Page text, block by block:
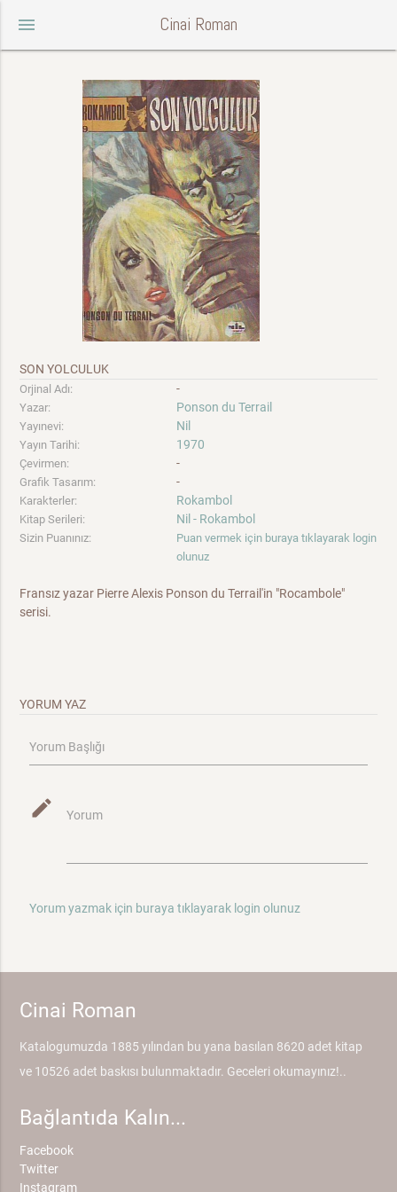
menu Cinai Roman
SON YOLCULUK
Orjinal Adı: -
Yazar: Ponson du Terrail
Yayınevi: Nil
Yayın Tarihi: 1970
Çevirmen: -
Grafik Tasarım: -
Karakterler: Rokambol
Kitap Serileri: Nil - Rokambol
Sizin Puanınız:
Puan vermek için buraya tıklayarak login
olunuz
Fransız yazar Pierre Alexis Ponson du Terrail'in "Rocambole"
serisi.
YORUM YAZ
Yorum Başlığı
mode_edit Yorum
Yorum yazmak için buraya tıklayarak login olunuz
Cinai Roman
Katalogumuzda 1885 yılından bu yana basılan 8620 adet kitap
ve 10526 adet baskısı bulunmaktadır. Geceleri okumayınız!..
Bağlantıda Kalın...
Facebook
Twitter
Instagram